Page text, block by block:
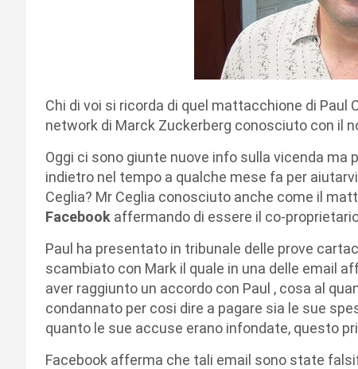
Chi di voi si ricorda di quel mattacchione di Paul
network di Marck Zuckerberg conosciuto con il
Oggi ci sono giunte nuove info sulla vicenda
indietro nel tempo a qualche mese fa per
Ceglia? Mr Ceglia conosciuto anche come il
Facebook affermando di essere il co-
Paul ha presentato in tribunale delle prove
scambiato con Mark il quale in una delle email
aver raggiunto un accordo con Paul , cosa al
condannato per cosi dire a pagare sia le sue
quanto le sue accuse erano infondate, questo
Facebook afferma che tali email sono state